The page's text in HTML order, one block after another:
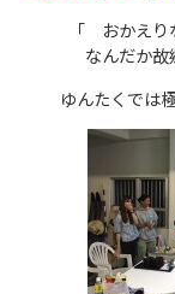
「 おかえり
なんだか故
ゆんたくでは